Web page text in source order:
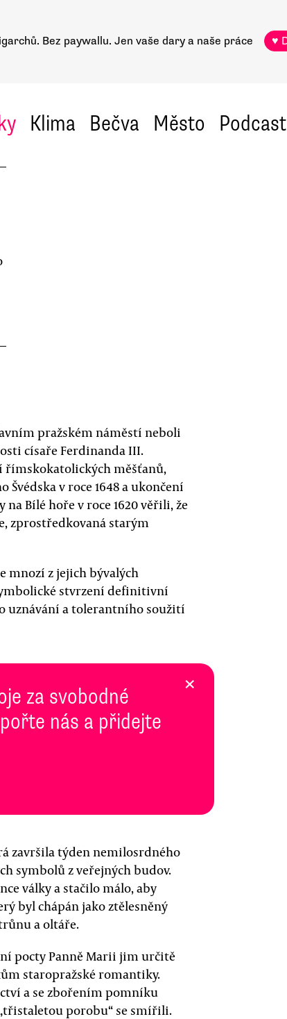
Bez paywallu. Jen vaše dary a naše práce ♥
Klima Bečva Město Podcast
pražském náměstí neboli
císaře Ferdinanda III.
římskokatolických měšťanů,
v roce 1648 a ukončení
Bílé hoře v roce 1620 věřili, že
zprostředkovaná starým
mnozí z jejich bývalých
stvrzení definitivní
uznávání a tolerantního soužití
za svobodné
nás a přidejte
×
završila týden nemilosrdného
symbolů z veřejných budov.
války a stačilo málo, aby
byl chápán jako ztělesněný
a oltáře.
pocty Panně Marii jim určitě
staropražské romantiky.
a se zbořením pomníku
porobu“ se smířili.